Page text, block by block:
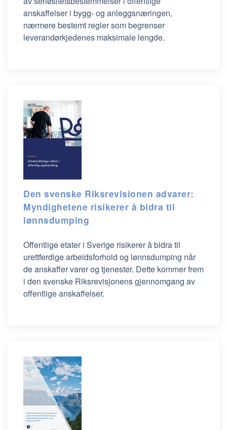
anskaffelser i bygg- og anleggsnæringen,
nærmere bestemt regler som begrenser
leverandørkjedenes maksimale lengde.
Den svenske Riksrevisionen advarer:
Myndighetene risikerer å bidra til
lønnsdumping
Offentlige etater i Sverige risikerer å bidra til
urettferdige arbeidsforhold og lønnsdumping når
de anskaffer varer og tjenester. Dette kommer frem
i den svenske Riksrevisjonens gjennomgang av
offentlige anskaffelser.